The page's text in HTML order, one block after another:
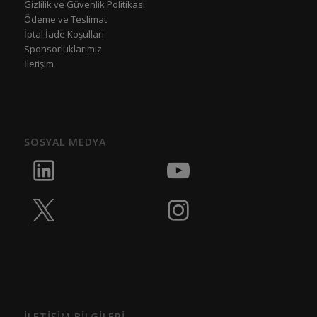
Gizlilik ve Güvenlik Politikası
Ödeme ve Teslimat
İptal İade Koşulları
Sponsorluklarımız
İletişim
SOSYAL MEDYA